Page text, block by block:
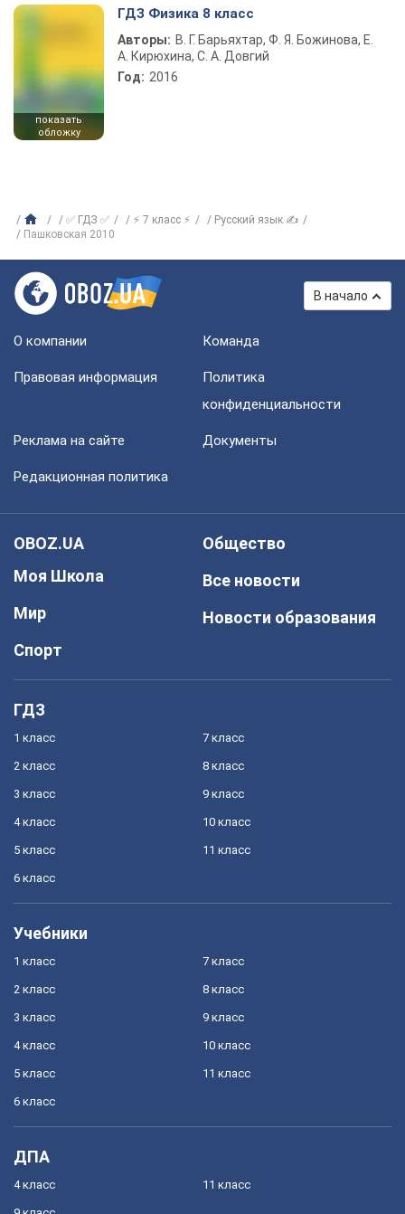
показать
обложку
ГДЗ Физика 8 класс
Авторы: В. Г. Барьяхтар, Ф. Я. Божинова, Е.
А. Кирюхина, С. А. Довгий
Год: 2016
✅ ГДЗ ✅ ⚡ 7 класс ⚡
Русский язык ✍
Пашковская 2010
В начало
О компании Команда
Правовая информация
Политика
конфиденциальности
Реклама на сайте Документы
Редакционная политика
OBOZ.UA
Моя Школа
Мир
Спорт
Общество
Все новости
Новости образования
ГДЗ
1 класс
2 класс
3 класс
4 класс
5 класс
6 класс
7 класс
8 класс
9 класс
10 класс
11 класс
Учебники
1 класс
2 класс
3 класс
4 класс
5 класс
6 класс
7 класс
8 класс
9 класс
10 класс
11 класс
ДПА
4 класс 11 класс